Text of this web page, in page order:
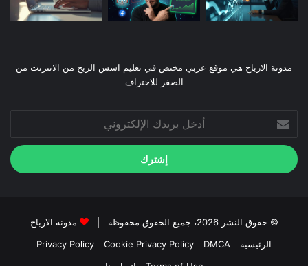
مدونة الارباح هي موقع عربي مختص في تعليم اسس الربح من الانترنت من
الصفر للاحتراف
أدخل
بريدك
الإلكتروني
© حقوق النشر 2026، جميع الحقوق محفوظة |
مدونة الارباح
الرئيسية
DMCA
Cookie Privacy Policy
Privacy Policy